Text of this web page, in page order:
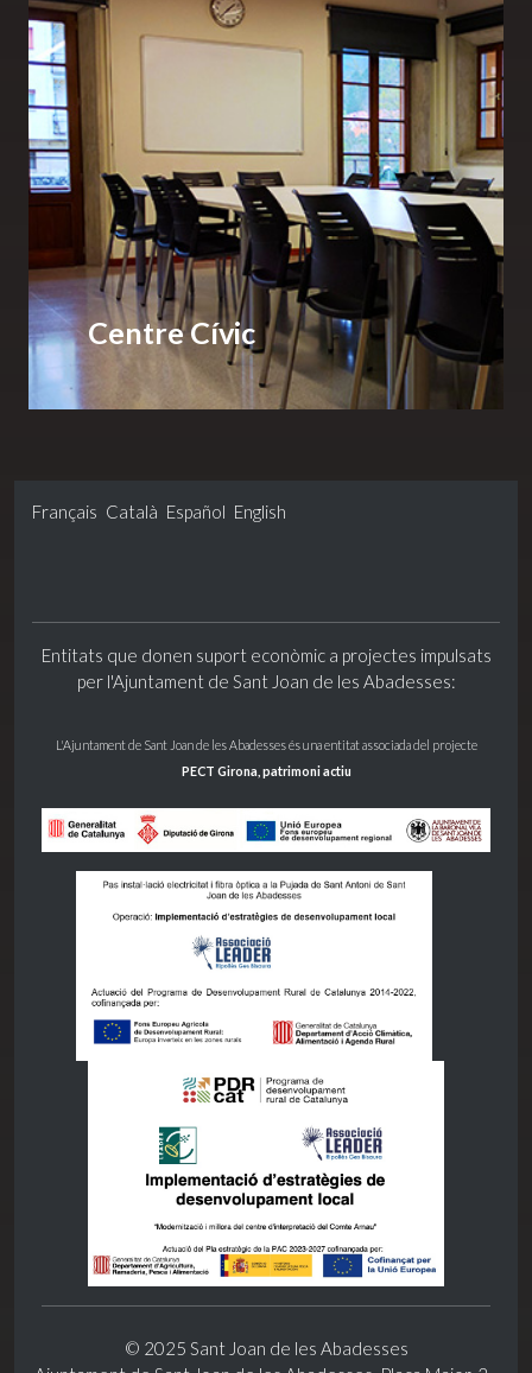
Centre Cívic
Français Català Español English
Entitats que donen suport econòmic a projectes impulsats
per l'Ajuntament de Sant Joan de les Abadesses:
L'Ajuntament de Sant Joan de les Abadesses és una entitat associada del projecte
PECT Girona, patrimoni actiu
© 2025 Sant Joan de les Abadesses